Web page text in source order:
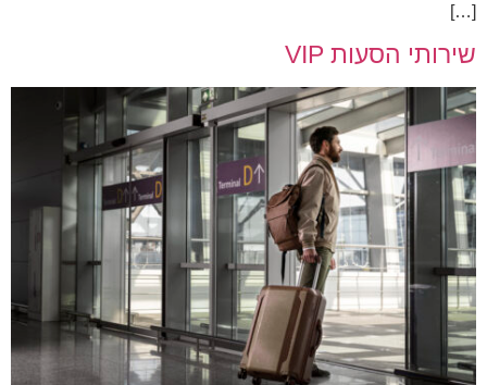
[…]
שירותי הסעות VIP